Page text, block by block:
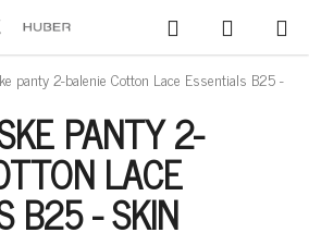
HĽADAŤ
KOŠÍK
panty 2-balenie Cotton Lace Essentials B25 -
PANTY 2-
LACE
B25 - SKIN